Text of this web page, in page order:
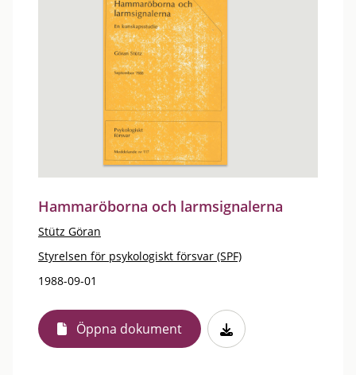
Hammaröborna och larmsignalerna
Stütz Göran
Styrelsen för psykologiskt försvar (SPF)
1988-09-01
Öppna dokument